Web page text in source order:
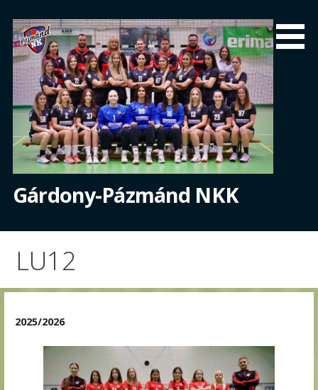
content
Gárdony-Pázmánd NKK
LU12
2025/2026